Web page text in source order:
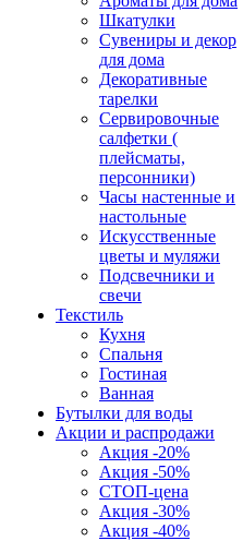
Шкатулки
Сувениры и декор
для дома
Декоративные
тарелки
Сервировочные
салфетки (
плейсматы,
персонники)
Часы настенные и
настольные
Искусственные
цветы и муляжи
Подсвечники и
свечи
Текстиль
Кухня
Спальня
Гостиная
Ванная
Бутылки для воды
Акции и распродажи
Акция -20%
Акция -50%
СТОП-цена
Акция -30%
Акция -40%